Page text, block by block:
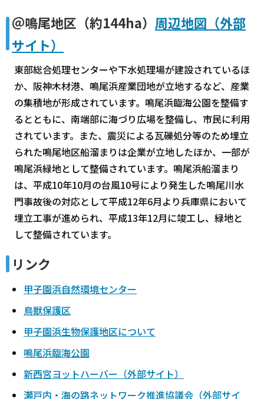
＠鳴尾地区（約144ha） 周辺地図（外部
サイト）
東部総合処理センターや下水処理場が建設されているほ
か、阪神木材港、鳴尾浜産業団地が立地するなど、産業
の集積地が形成されています。鳴尾浜臨海公園を整備す
るとともに、南端部に海づり広場を整備し、市民に利用
されています。また、震災による瓦礫処分等のため埋立
られた鳴尾地区船溜まりは企業が立地したほか、一部が
鳴尾浜緑地として整備されています。鳴尾浜船溜まり
は、平成10年10月の台風10号により発生した鳴尾川水
門事故後の対応として平成12年6月より兵庫県において
埋立工事が進められ、平成13年12月に竣工し、緑地と
して整備されています。
リンク
甲子園浜自然環境センター
鳥獣保護区
甲子園浜生物保護地区について
鳴尾浜臨海公園
新西宮ヨットハーバー（外部サイト）
瀬戸内・海の路ネットワーク推進協議会（外部サイ